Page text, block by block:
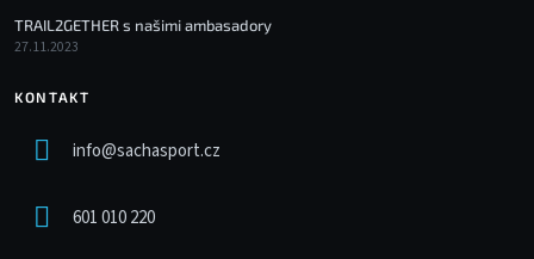
TRAIL2GETHER s našimi ambasadory
27.11.2023
KONTAKT
info@sachasport.cz
601 010 220